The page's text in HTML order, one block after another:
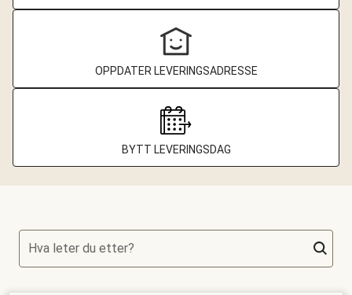
OPPDATER LEVERINGSADRESSE
BYTT LEVERINGSDAG
Hva leter du etter?